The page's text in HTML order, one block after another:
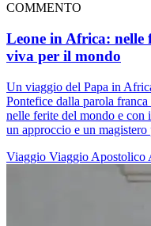
COMMENTO
Leone in Africa: nelle
viva per il mondo
Un viaggio del Papa in
Pontefice dalla parola franca
nelle ferite del mondo e con
un approccio e un
Viaggio Viaggio Apostolico